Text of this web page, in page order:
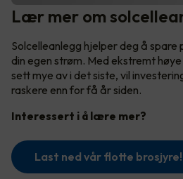
Lær mer om
Solcelleanlegg hjelper deg å spare
din egen strøm. Med ekstremt
sett mye av i det siste, vil
raskere enn for få år siden.
Interessert i å lære mer?
Last ned vår flotte brosjyre!